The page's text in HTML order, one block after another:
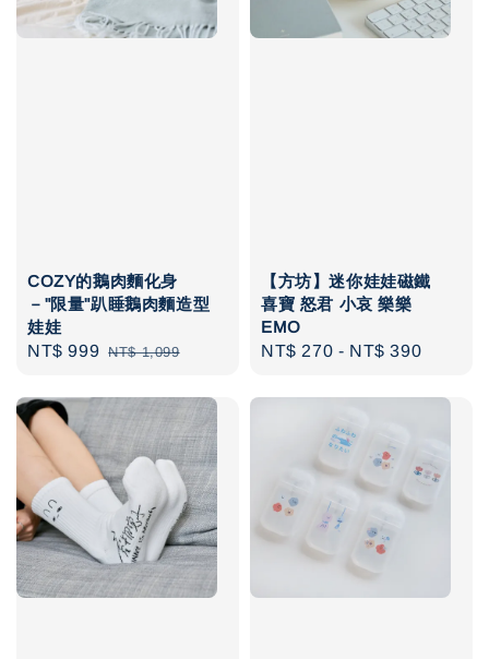
COZY的鵝肉麵化身
－"限量"趴睡鵝肉麵造型
娃娃
Sale
NT$ 999 Regular
NT$ 1,099
【方坊】迷你娃娃磁鐵
喜寶 怒君 小哀 樂樂
EMO
Regular
NT$ 270 - NT$ 390